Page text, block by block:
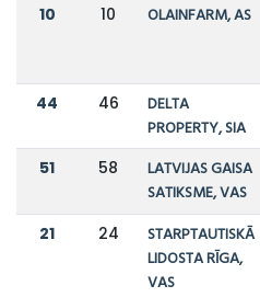
10 10 OLAINFARM, AS
44 46
DELTA
PROPERTY, SIA
51 58
LATVIJAS GAISA
SATIKSME, VAS
21 24
STARPTAUTISKĀ
LIDOSTA RĪGA,
VAS